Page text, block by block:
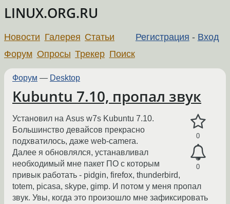
LINUX.ORG.RU
Регистрация - Вход
Новости Галерея Статьи
Форум Опросы Трекер Поиск
Форум — Desktop
Kubuntu 7.10, пропал звук
0
0
Установил на Asus w7s Kubuntu 7.10.
Большинство девайсов прекрасно
подхватилось, даже web-camera.
Далее я обновлялся, устанавливал
необходимый мне пакет ПО с которым
привык работать - pidgin, firefox, thunderbird,
totem, picasa, skype, gimp. И потом у меня пропал
звук. Увы, когда это произошло мне зафиксировать